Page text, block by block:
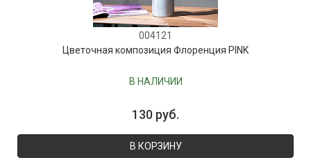
004121
Цветочная композиция Флоренция PINK
В НАЛИЧИИ
130 руб.
В КОРЗИНУ